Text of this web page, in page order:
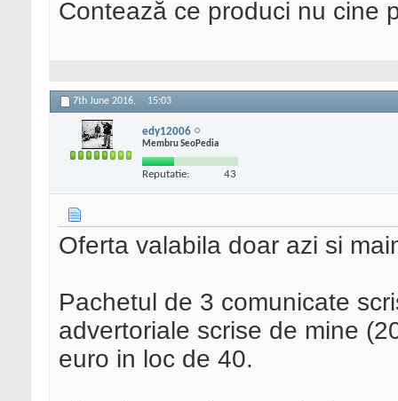
Contează ce produci nu cine
7th June 2016, 15:03
edy12006
Membru SeoPedia
Reputatie: 43
Oferta valabila doar azi si
Pachetul de 3 comunicate
advertoriale scrise de mine
euro in loc de 40.